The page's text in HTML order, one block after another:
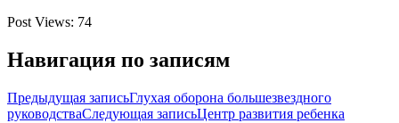
Post Views: 74
Навигация по записям
Предыдущая записьГлухая оборона большезвездного
руководстваСледующая записьЦентр развития ребенка